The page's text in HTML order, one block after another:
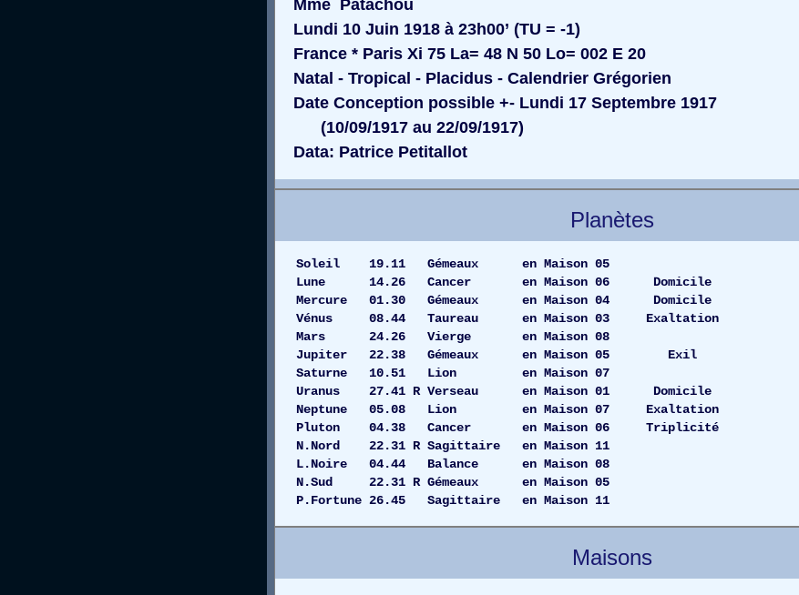
Mme Patachou
Lundi 10 Juin 1918 à 23h00’ (TU = -1)
France * Paris Xi 75 La= 48 N 50 Lo= 002 E 20
Natal - Tropical - Placidus - Calendrier Grégorien
Date Conception possible +- Lundi 17 Septembre 1917
(10/09/1917 au 22/09/1917)
Data: Patrice Petitallot
Planètes
Soleil 19.11 Gémeaux en Maison 05
Lune 14.26 Cancer en Maison 06 Domicile
Mercure 01.30 Gémeaux en Maison 04 Domicile
Vénus 08.44 Taureau en Maison 03 Exaltation
Mars 24.26 Vierge en Maison 08
Jupiter 22.38 Gémeaux en Maison 05 Exil
Saturne 10.51 Lion en Maison 07
Uranus 27.41 R Verseau en Maison 01 Domicile
Neptune 05.08 Lion en Maison 07 Exaltation
Pluton 04.38 Cancer en Maison 06 Triplicité
N.Nord 22.31 R Sagittaire en Maison 11
L.Noire 04.44 Balance en Maison 08
N.Sud 22.31 R Gémeaux en Maison 05
P.Fortune 26.45 Sagittaire en Maison 11
Maisons